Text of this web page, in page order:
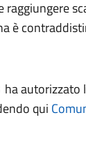
è
autorizzato
qui